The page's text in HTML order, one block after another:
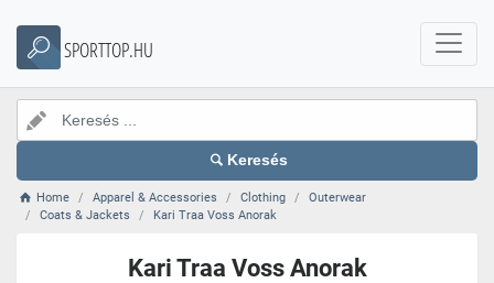
SPORTTOP.HU
Keresés
Home Apparel & Accessories Clothing
Outerwear
Coats & Jackets
Kari Traa Voss Anorak
Kari Traa Voss Anorak